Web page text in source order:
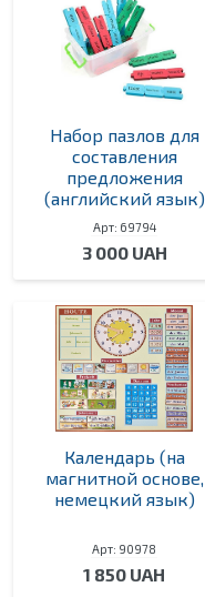
Набор пазлов для
составления
предложения
(английский язык)
Арт: 69794
3 000 UAH
Календарь (на
магнитной основе,
немецкий язык)
Арт: 90978
1 850 UAH